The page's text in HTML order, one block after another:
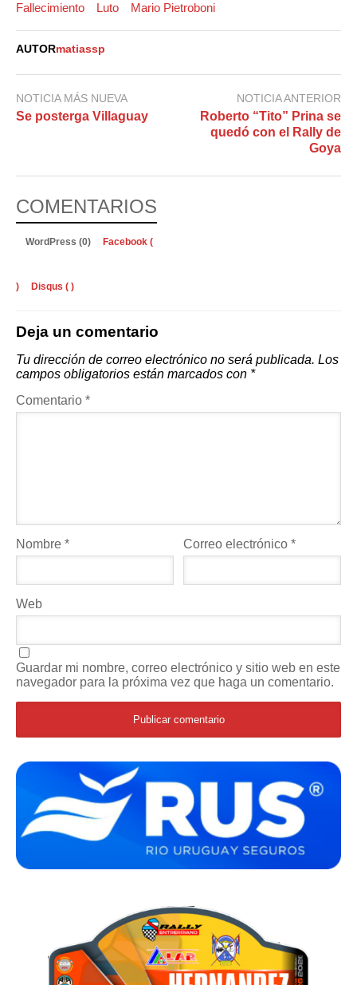
Fallecimiento
Luto Mario Pietroboni
AUTORmatiassp
NOTICIA MÁS NUEVA
Se posterga Villaguay
NOTICIA ANTERIOR
Roberto “Tito” Prina se
quedó con el Rally de
Goya
COMENTARIOS
WordPress (0) Facebook (
) Disqus ( )
Deja un comentario
Tu dirección de correo electrónico no será publicada. Los
campos obligatorios están marcados con *
Comentario *
Nombre * Correo electrónico*
Web
Guardar mi nombre, correo electrónico y sitio web en este
navegador para la próxima vez que haga un comentario.